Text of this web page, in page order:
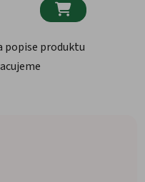

popise produktu